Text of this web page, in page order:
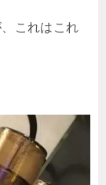
これはこれ